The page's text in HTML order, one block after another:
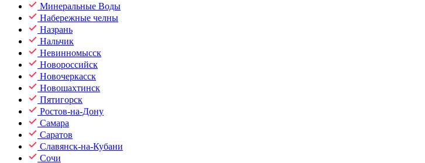
Минеральные Воды
Набережные челны
Назрань
Нальчик
Невинномысск
Новороссийск
Новочеркасск
Новошахтинск
Пятигорск
Ростов-на-Дону
Самара
Саратов
Славянск-на-Кубани
Сочи